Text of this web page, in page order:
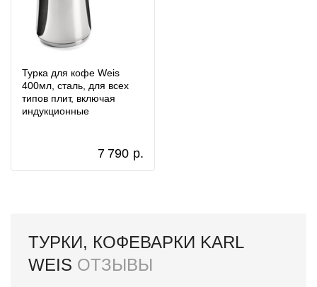
Турка для кофе Weis
400мл, сталь, для всех
типов плит, включая
индукционные
7 790 р.
ТУРКИ, КОФЕВАРКИ KARL
WEIS ОТЗЫВЫ